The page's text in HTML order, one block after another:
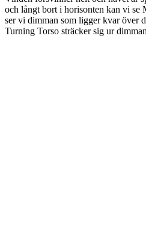
och långt bort i horisonten kan vi
ser vi dimman som ligger kvar över
Turning Torso sträcker sig ur